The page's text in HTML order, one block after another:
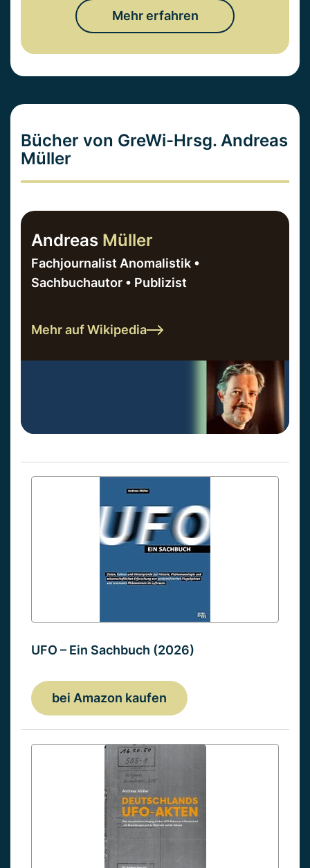
Mehr erfahren
Bücher von GreWi-Hrsg. Andreas
Müller
Andreas Müller
Fachjournalist Anomalistik •
Sachbuchautor • Publizist
Mehr auf Wikipedia
UFO – Ein Sachbuch (2026)
bei Amazon kaufen